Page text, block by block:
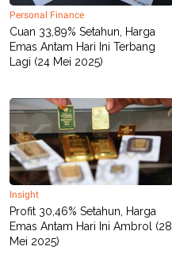
Personal Finance
Cuan 33,89% Setahun, Harga
Emas Antam Hari Ini Terbang
Lagi (24 Mei 2025)
Insight
Profit 30,46% Setahun, Harga
Emas Antam Hari Ini Ambrol (28
Mei 2025)